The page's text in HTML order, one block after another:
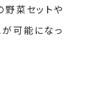
野菜セットや
可能になっ